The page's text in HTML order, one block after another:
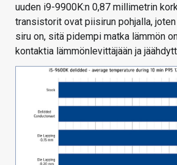
uuden i9-9900K:n 0,87 millimetrin
transistorit ovat piisirun pohjalla,
siru on, sitä pidempi matka lämmön
kontaktia lämmönlevittäjään ja